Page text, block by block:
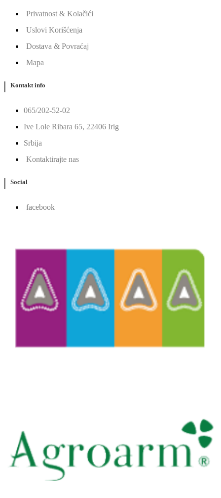
Privatnost & Kolačići
Uslovi Korišćenja
Dostava & Povraćaj
Mapa
Kontakt info
065/202-52-02
Ive Lole Ribara 65, 22406 Irig
Srbija
Kontaktirajte nas
Social
facebook